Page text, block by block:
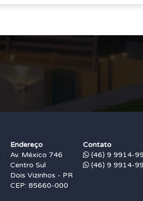
Endereço
Av. México 746
Centro Sul
Dois Vizinhos - PR
CEP: 85660-000
Contato
(46) 9 9914-
(46) 9 9914-